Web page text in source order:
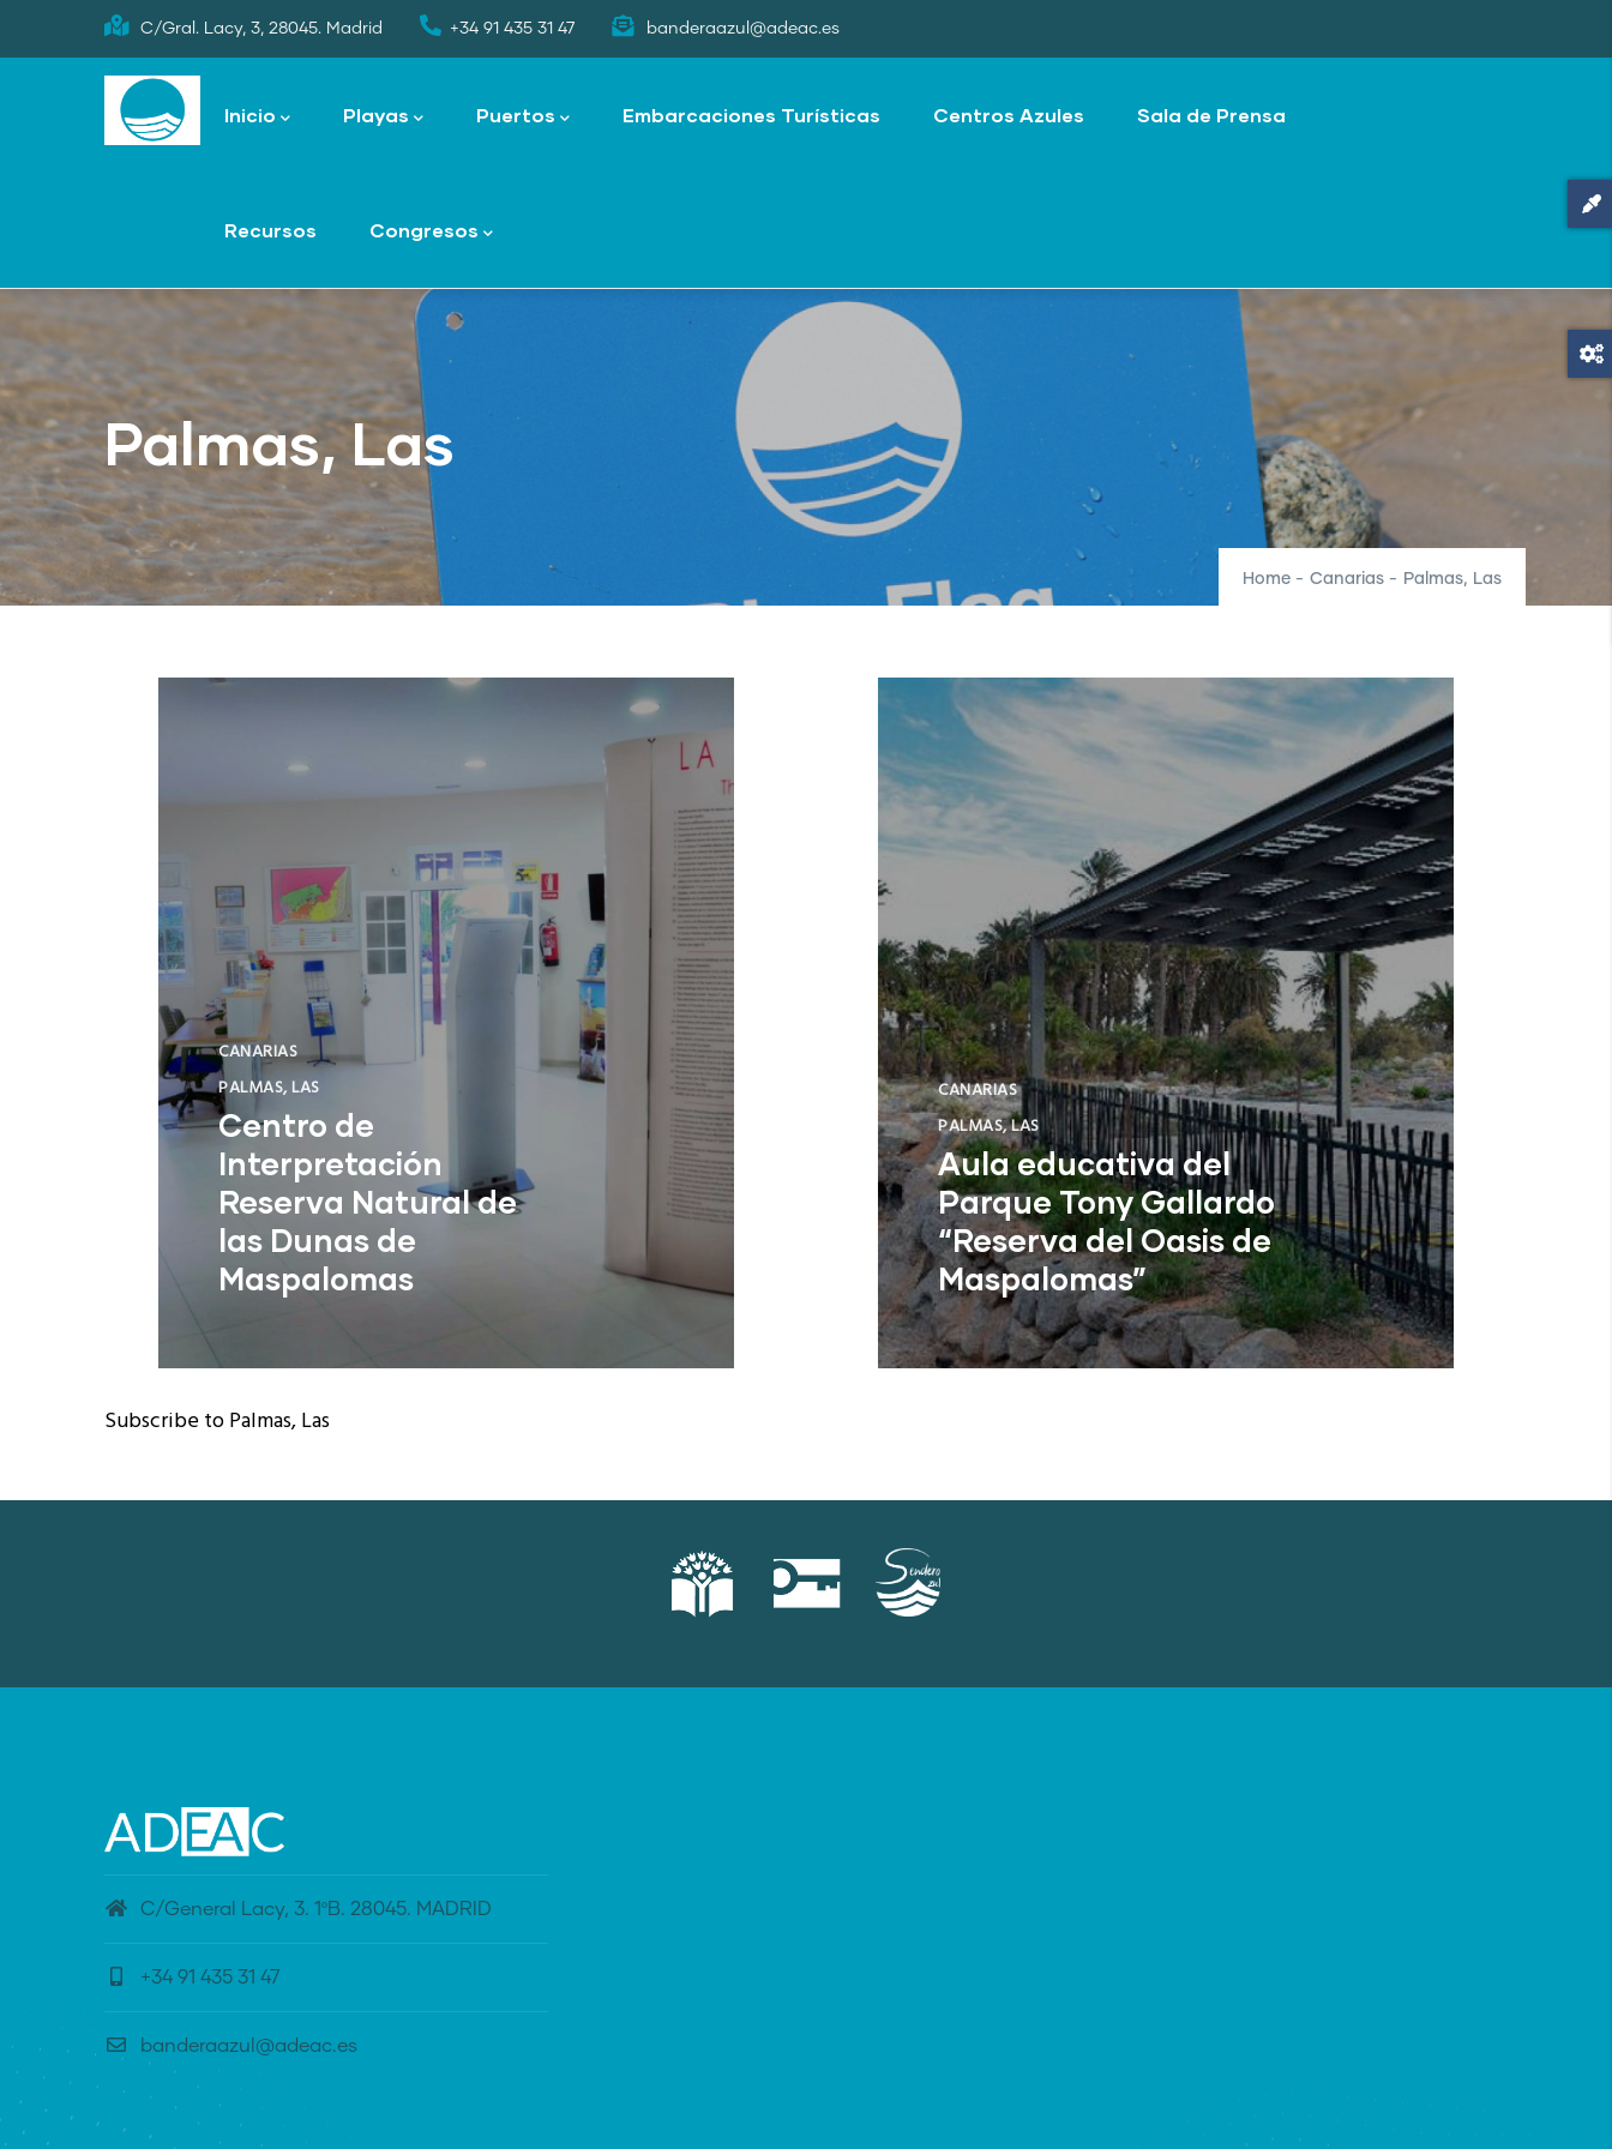
to
C/Gral. Lacy, 3, 28045. Madrid +34 91 435 31 47 banderaazul@adeac.es
navigation
Inicio Playas Puertos Embarcaciones Turísticas Centros Azules Sala de Prensa
Recursos Congresos
Palmas, Las
Home - Canarias - Palmas, Las
CANARIAS
PALMAS, LAS
Centro de
Interpretación
Reserva Natural de
las Dunas de
Maspalomas
San Bartolomé de Tirajana (Las
Palmas)
CANARIAS
PALMAS, LAS
Aula educativa del
Parque Tony Gallardo
“Reserva del Oasis de
Maspalomas”
San Bartolomé de Tirajana (Las
Palmas)
Subscribe to Palmas, Las
C/General Lacy, 3. 1ºB. 28045. MADRID
+34 91 435 31 47
banderaazul@adeac.es